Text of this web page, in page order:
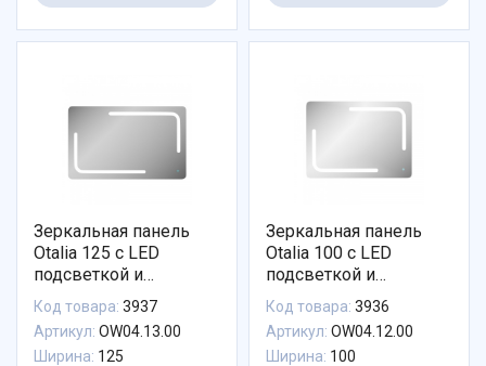
Зеркальная панель
Otalia 125 с LED
подсветкой и
сенсором
Код товара: 3937
Артикул: OW04.13.00
Ширина: 125
Зеркальная панель
Otalia 100 с LED
подсветкой и
сенсором
Код товара: 3936
Артикул: OW04.12.00
Ширина: 100